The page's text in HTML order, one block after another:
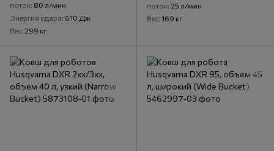
поток 80 л/мин
Энергия удара 610 Дж
Вес 299 кг
поток 25 л/мин
Вес 169 кг